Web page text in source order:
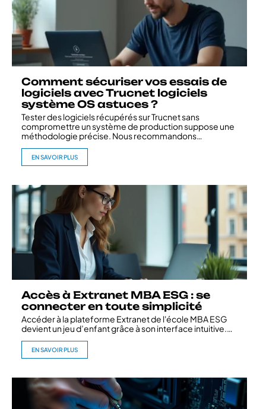
Comment sécuriser vos essais de
logiciels avec Trucnet logiciels
système OS astuces ?
Tester des logiciels récupérés sur Trucnet sans
compromettre un système de production suppose une
méthodologie précise. Nous recommandons…
EN SAVOIR PLUS
Accès à Extranet MBA ESG : se
connecter en toute simplicité
Accéder à la plateforme Extranet de l'école MBA ESG
devient un jeu d’enfant grâce à son interface intuitive.…
EN SAVOIR PLUS